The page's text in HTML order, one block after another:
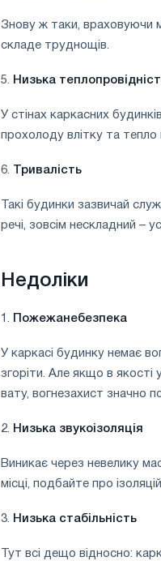
Знову ж таки, враховуючи
складе труднощів.
5. Низька
У стінах каркасних
прохолоду влітку та тепло
6. Тривалість
Такі будинки зазвичай
речі, зовсім нескладний –
Недоліки
1. Пожежанебезпека
У каркасі будинку немає
згоріти. Але якщо в
вату, вогнезахист значно
2. Низька звукоізоляція
Виникає через невелику
місці, подбайте про
3. Низька стабільність
Тут всі дещо відносно: